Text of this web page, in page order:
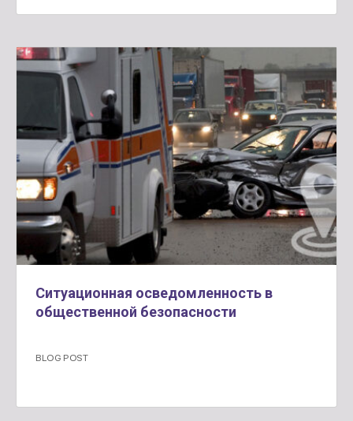
Ситуационная осведомленность в
общественной безопасности
BLOG POST